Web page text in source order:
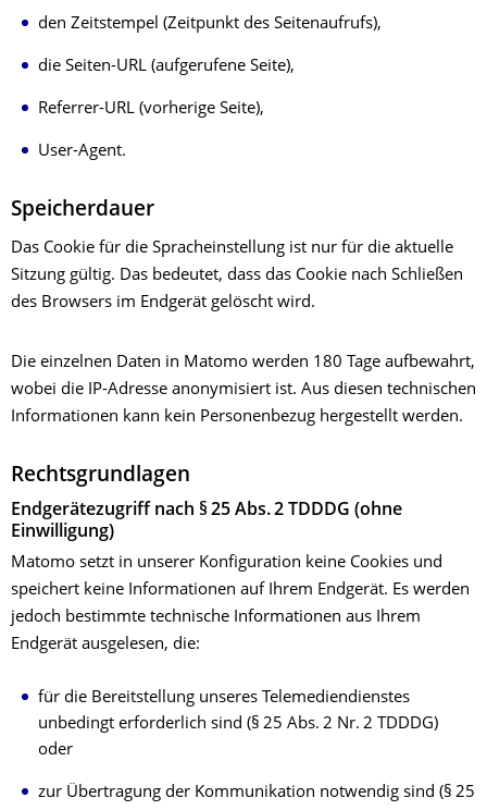
den Zeitstempel (Zeitpunkt des Seitenaufrufs),
die Seiten-URL (aufgerufene Seite),
Referrer-URL (vorherige Seite),
User-Agent.
Speicherdauer
Das Cookie für die Spracheinstellung ist nur für die aktuelle
Sitzung gültig. Das bedeutet, dass das Cookie nach Schließen
des Browsers im Endgerät gelöscht wird.
Die einzelnen Daten in Matomo werden 180 Tage aufbewahrt,
wobei die IP-Adresse anonymisiert ist. Aus diesen technischen
Informationen kann kein Personenbezug hergestellt werden.
Rechtsgrundlagen
Endgerätezugriff nach § 25 Abs. 2 TDDDG (ohne
Einwilligung)
Matomo setzt in unserer Konfiguration keine Cookies und
speichert keine Informationen auf Ihrem Endgerät. Es werden
jedoch bestimmte technische Informationen aus Ihrem
Endgerät ausgelesen, die:
für die Bereitstellung unseres Telemediendienstes
unbedingt erforderlich sind (§ 25 Abs. 2 Nr. 2 TDDDG)
oder
zur Übertragung der Kommunikation notwendig sind (§ 25